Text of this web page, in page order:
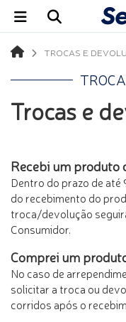
TROCAS E
Trocas e
Recebi um produto
Dentro do prazo de
do recebimento do
troca/devolução
Consumidor.
Comprei um
No caso de
solicitar a troca ou
corridos após o